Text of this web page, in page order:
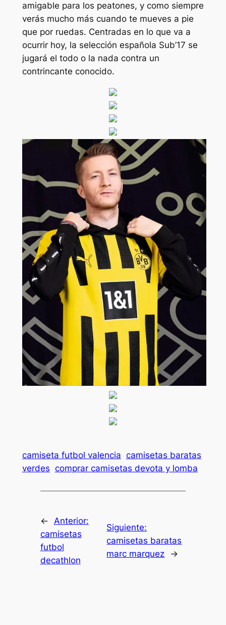
amigable para los peatones, y como siempre
verás mucho más cuando te mueves a pie
que por ruedas. Centradas en lo que va a
ocurrir hoy, la selección española Sub’17 se
jugará el todo o la nada contra un
contrincante conocido.
camiseta futbol valencia camisetas baratas
verdes comprar camisetas devota y lomba
←
Anterior:
camisetas
futbol
decathlon
Siguiente:
camisetas baratas
marc marquez
→